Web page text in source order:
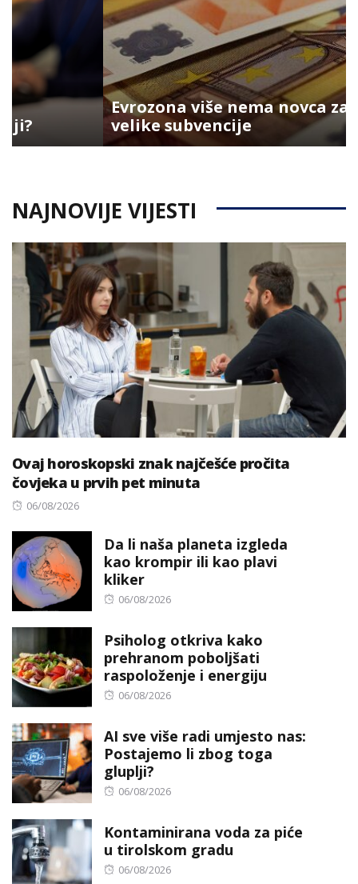
Evrozona više nema novca za
velike subvencije
NAJNOVIJE VIJESTI
Ovaj horoskopski znak najčešće pročita
čovjeka u prvih pet minuta
Posted
06/08/2026
Da li naša planeta izgleda
kao krompir ili kao plavi
kliker
Posted
06/08/2026
Psiholog otkriva kako
prehranom poboljšati
raspoloženje i energiju
Posted
06/08/2026
AI sve više radi umjesto nas:
Postajemo li zbog toga
gluplji?
Posted
06/08/2026
Kontaminirana voda za piće
u tirolskom gradu
Posted
06/08/2026